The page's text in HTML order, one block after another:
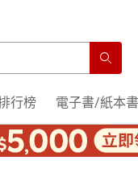
行榜 電子書/紙本書